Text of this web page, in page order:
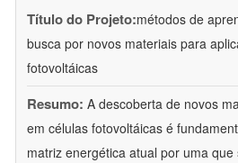
Título do Projeto:métodos de
busca por novos materiais para
fotovoltáicas
Resumo: A descoberta de novos
em células fotovoltáicas é
matriz energética atual por uma